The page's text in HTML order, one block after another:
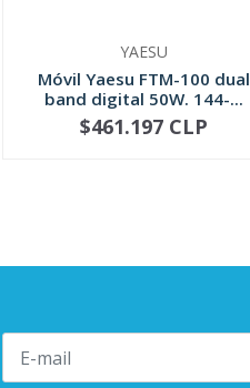
YAESU
Móvil Yaesu FTM-100 dual
band digital 50W. 144-...
+
$461.197 CLP